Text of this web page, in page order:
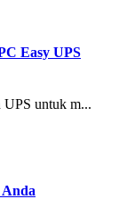
Easy UPS
UPS untuk m...